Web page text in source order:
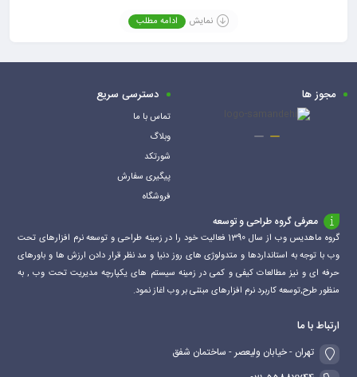
مدیریت هوشمند شارژ(در هنگام شارژ همزمان دستگاه و پاوربانک،اولویت
نمایش ادامه مطلب
مجوز ها دسترسی سریع
تماس با ما
وبلاگ
شورتکد
پیگیری سفارش
فروشگاه
معرفی گروه طراحی و توسعه
گروه ماهدیس وب از سال 1390 فعالیت خود را در زمینه طراحی و توسعه نرم افزارهای تحت
وب با توجه به استانداردها و متدولوژی های روز دنیا و مد نظر قرار دادن ارزش ها و باورهای
حرفه ای و نیز مطالعات کیفی و کمی در زمینه سیستم های یکپارچه مدیریت تحت وب , به
منظور طرح,توسعه کاربرد نرم افزارهای مبتنی بر وب اغاز نمود.
ارتباط با ما
تهران - خیابان ولیعصر - ساختمان شفق